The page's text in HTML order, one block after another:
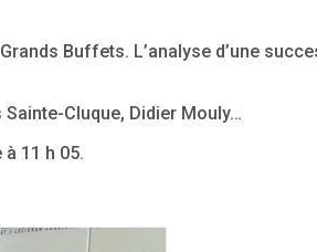
Buffets. L’analyse d’une
Cluque, Didier Mouly…
11 h 05.